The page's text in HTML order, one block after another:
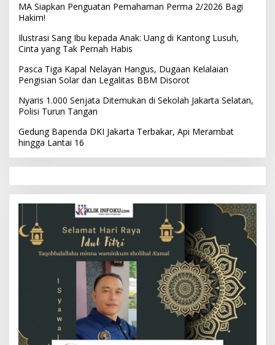
MA Siapkan Penguatan Pemahaman Perma 2/2026 Bagi
Hakim!
Ilustrasi Sang Ibu kepada Anak: Uang di Kantong Lusuh,
Cinta yang Tak Pernah Habis
Pasca Tiga Kapal Nelayan Hangus, Dugaan Kelalaian
Pengisian Solar dan Legalitas BBM Disorot
Nyaris 1.000 Senjata Ditemukan di Sekolah Jakarta Selatan,
Polisi Turun Tangan
Gedung Bapenda DKI Jakarta Terbakar, Api Merambat
hingga Lantai 16